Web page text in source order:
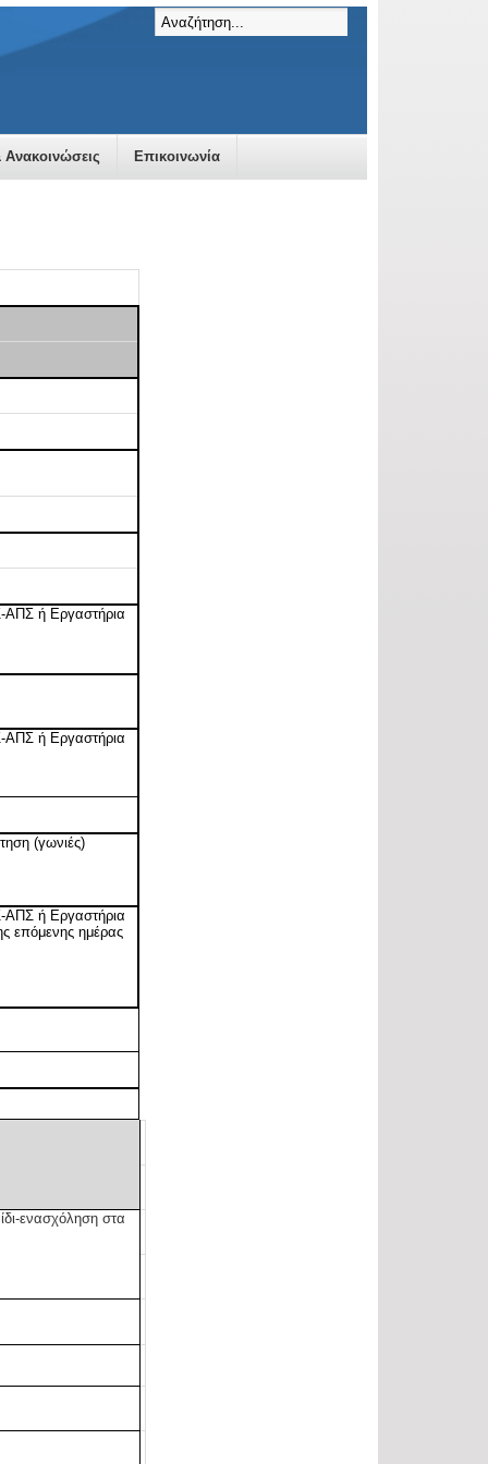
Ανακοινώσεις Επικοινωνία
ΑΠΣ ή Εργαστήρια
ΑΠΣ ή Εργαστήρια
(γωνιές)
ΑΠΣ ή Εργαστήρια
επόμενης ημέρας
ενασχόληση στα